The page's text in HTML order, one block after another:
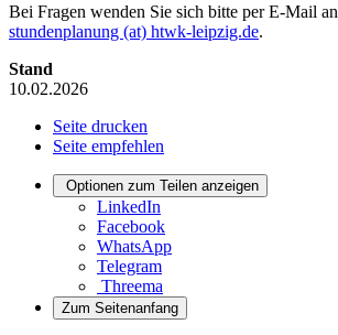
Bei Fragen wenden Sie sich bitte per E-Mail an
stundenplanung (at) htwk-leipzig.de.
Stand
10.02.2026
Seite drucken
Seite empfehlen
Optionen zum Teilen anzeigen
LinkedIn
Facebook
WhatsApp
Telegram
Threema
Zum Seitenanfang